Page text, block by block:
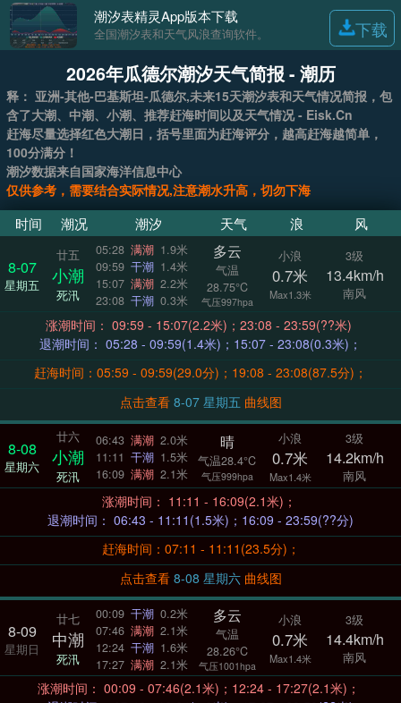
潮汐表精灵App版本下载
全国潮汐表和天气风浪查询软件。 下载
2026年瓜德尔潮汐天气简报 - 潮历
释： 亚洲-其他-巴基斯坦-瓜德尔,未来15天潮汐表和天气情况简报，包
含了大潮、中潮、小潮、推荐赶海时间以及天气情况 - Eisk.Cn
赶海尽量选择红色大潮日，括号里面为赶海评分，越高赶海越简单，
100分满分！
潮汐数据来自国家海洋信息中心
仅供参考，需要结合实际情况,注意潮水升高，切勿下海
时间 潮况 潮汐 天气 浪 风
8-07
星期五
廿五
小潮
死汛
05:28 满潮 1.9米
09:59 干潮 1.4米
15:07 满潮 2.2米
23:08 干潮 0.3米
多云
气温
28.75°C
气压997hpa
小浪
0.7米
Max1.3米
3级
13.4km/h
南风
涨潮时间： 09:59 - 15:07(2.2米)；23:08 - 23:59(??米)
退潮时间： 05:28 - 09:59(1.4米)；15:07 - 23:08(0.3米)；
赶海时间：05:59 - 09:59(29.0分)；19:08 - 23:08(87.5分)；
点击查看
8-07 星期五 曲线图
8-08
星期六
廿六
小潮
死汛
06:43 满潮 2.0米
11:11 干潮 1.5米
16:09 满潮 2.1米
晴
气温28.4°C
气压999hpa
小浪
0.7米
Max1.4米
3级
14.2km/h
南风
涨潮时间： 11:11 - 16:09(2.1米)；
退潮时间： 06:43 - 11:11(1.5米)；16:09 - 23:59(??分)
赶海时间：07:11 - 11:11(23.5分)；
点击查看
8-08 星期六 曲线图
8-09
星期日
廿七
中潮
死汛
00:09 干潮 0.2米
07:46 满潮 2.1米
12:24 干潮 1.6米
17:27 满潮 2.1米
多云
气温
28.26°C
气压1001hpa
小浪
0.7米
Max1.4米
3级
14.4km/h
南风
涨潮时间： 00:09 - 07:46(2.1米)；12:24 - 17:27(2.1米)；